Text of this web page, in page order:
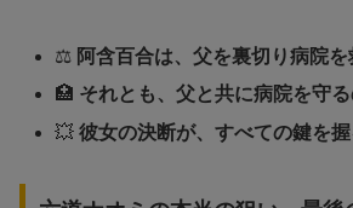
⚖️ 阿含百合は、父を裏切り病院を
🏥 それとも、父と共に病院を守る
💥彼女の決断が、すべての鍵を握